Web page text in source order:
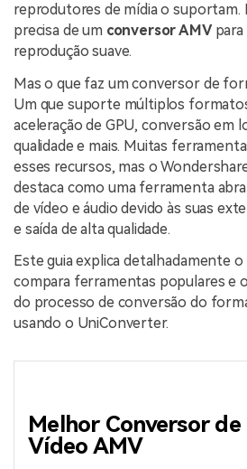
reprodutores de mídia o suportam.
precisa de um conversor AMVpara
reprodução suave.
Mas o que faz um conversor de
Um que suporte múltiplos
aceleração de GPU, conversão em
qualidade e mais. Muitas
esses recursos, mas o
destaca como uma ferramenta
de vídeo e áudio devido às suas
e saída de alta qualidade.
Este guia explica detalhadamente
compara ferramentas populares e
do processo de conversão do
usando o UniConverter.
Melhor Conversor
Vídeo AMV